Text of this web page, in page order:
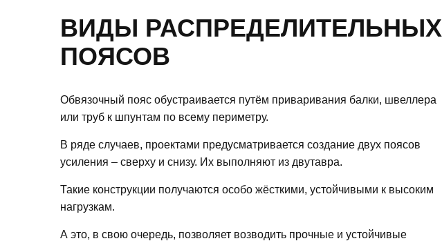
ВИДЫ РАСПРЕДЕЛИТЕЛЬНЫХ
ПОЯСОВ
Обвязочный пояс обустраивается путём приваривания балки, швеллера
или труб к шпунтам по всему периметру.
В ряде случаев, проектами предусматривается создание двух поясов
усиления – сверху и снизу. Их выполняют из двутавра.
Такие конструкции получаются особо жёсткими, устойчивыми к высоким
нагрузкам.
А это, в свою очередь, позволяет возводить прочные и устойчивые